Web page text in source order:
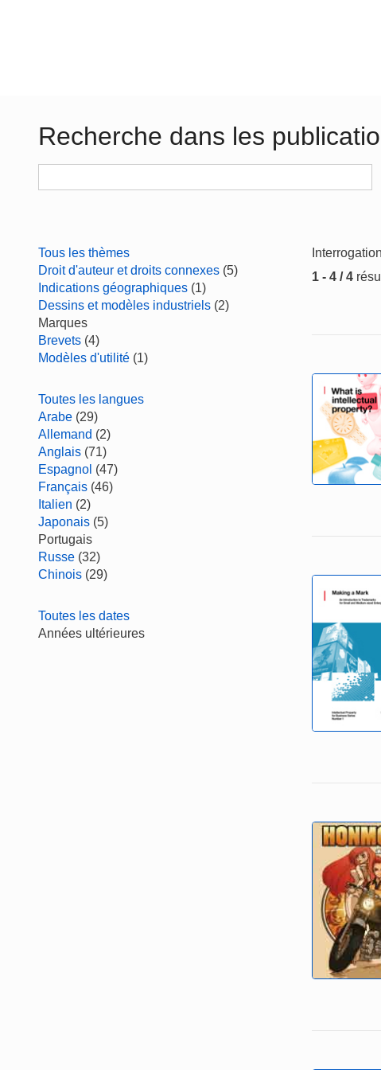
Recherche dans les
Tous les thèmes
Droit d'auteur et droits connexes (5)
Indications géographiques (1)
Dessins et modèles industriels (2)
Marques
Brevets (4)
Modèles d'utilité (1)
Toutes les langues
Arabe (29)
Allemand (2)
Anglais (71)
Espagnol (47)
Français (46)
Italien (2)
Japonais (5)
Portugais
Russe (32)
Chinois (29)
Toutes les dates
Années ultérieures
Interrogation
1 - 4 / 4